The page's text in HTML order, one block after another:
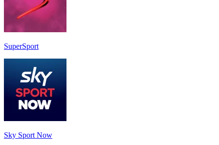
SuperSport
Sky Sport Now